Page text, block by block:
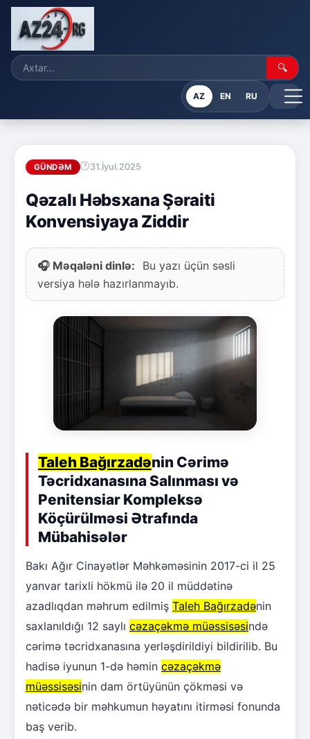
🔍
AZ EN RU
GÜNDƏM 31.İyul.2025
Qəzalı Həbsxana Şəraiti
Konvensiyaya Ziddir
🎧 Məqaləni dinlə:
Bu yazı üçün səsli
versiya hələ hazırlanmayıb.
Taleh Bağırzadənin Cərimə
Təcridxanasına Salınması və
Penitensiar Kompleksə
Köçürülməsi Ətrafında
Mübahisələr
Bakı Ağır Cinayətlər Məhkəməsinin 2017-ci il 25
yanvar tarixli hökmü ilə 20 il müddətinə
azadlıqdan məhrum edilmiş Taleh Bağırzadənin
saxlanıldığı 12 saylı cəzaçəkmə müəssisəsində
cərimə təcridxanasına yerləşdirildiyi bildirilib. Bu
hadisə iyunun 1-də həmin cəzaçəkmə
müəssisəsinin dam örtüyünün çökməsi və
nəticədə bir məhkumun həyatını itirməsi fonunda
baş verib.